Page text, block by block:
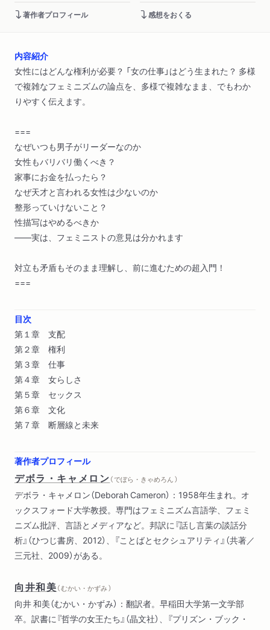
著作者プロフィール 感想をおくる
内容紹介
女性にはどんな権利が必要？ 「女の仕事」はどう生まれた？ 多様
で複雑なフェミニズムの論点を、多様で複雑なまま、でもわか
りやすく伝えます。
===
なぜいつも男子がリーダーなのか
女性もバリバリ働くべき？
家事にお金を払ったら？
なぜ天才と言われる女性は少ないのか
整形っていけないこと？
性描写はやめるべきか
――実は、フェミニストの意見は分かれます
対立も矛盾もそのまま理解し、前に進むための超入門！
===
目次
第１章 支配
第２章 権利
第３章 仕事
第４章 女らしさ
第５章 セックス
第６章 文化
第７章 断層線と未来
著作者プロフィール
デボラ・キャメロン（ でぼら・きゃめろん ）
デボラ・キャメロン（Deborah Cameron）：1958年生まれ。オ
ックスフォード大学教授。専門はフェミニズム言語学、フェミ
ニズム批評、言語とメディアなど。邦訳に『話し言葉の談話分
析』（ひつじ書房、2012）、『ことばとセクシュアリティ』（共著／
三元社、2009）がある。
向井和美（ むかい・かずみ ）
向井 和美（むかい・かずみ）：翻訳者。早稲田大学第一文学部
卒。訳書に『哲学の女王たち』（晶文社）、『プリズン・ブック・